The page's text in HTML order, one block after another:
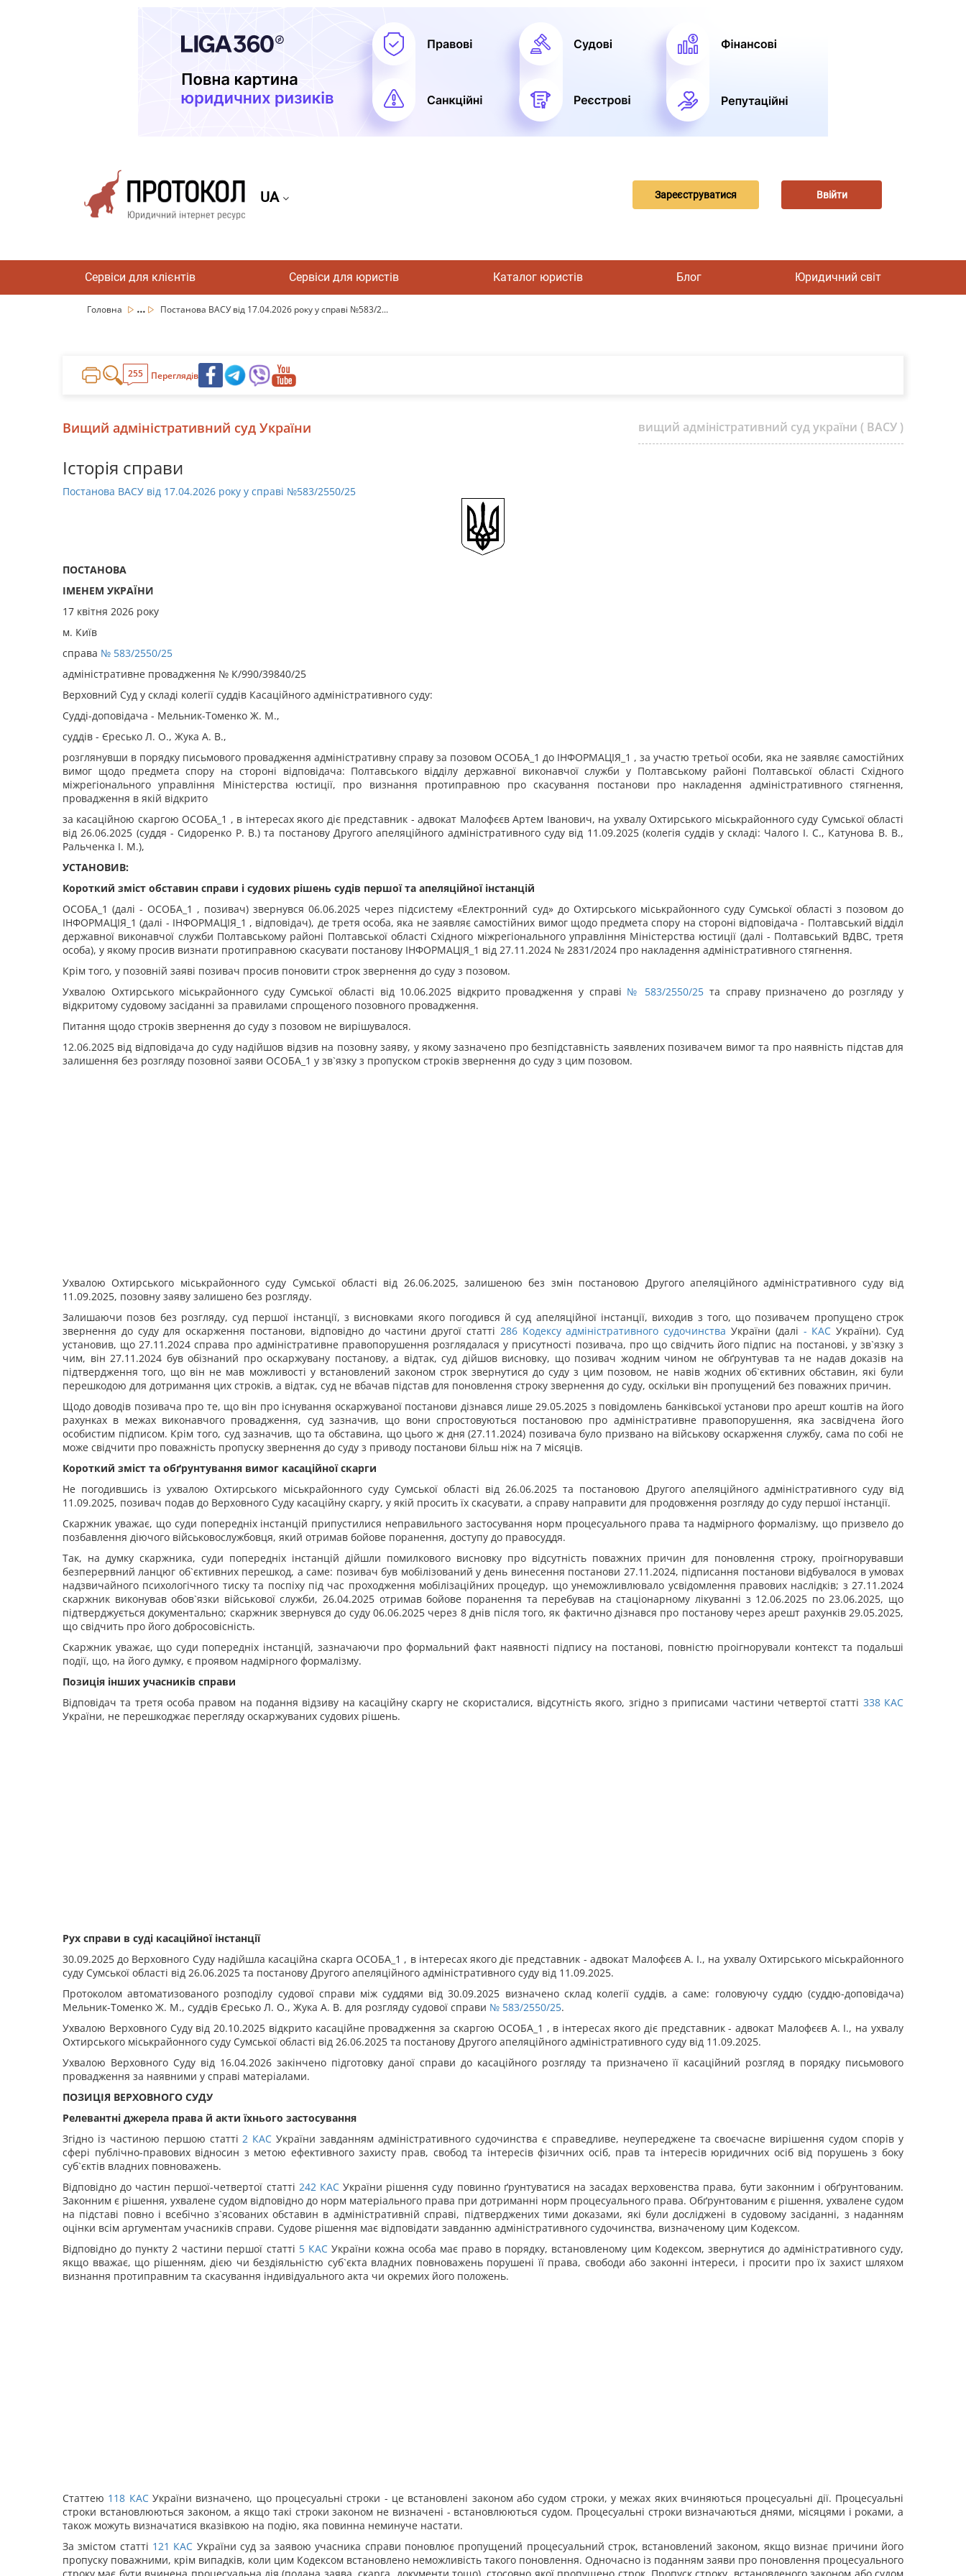
UA Зареєструватися Ввійти
Сервіси для клієнтів Сервіси для юристів Каталог юристів Блог Юридичний світ
Головна ... Постанова ВАСУ від 17.04.2026 року у справі №583/2...
255 Переглядів
Вищий адміністративний суд України вищий адміністративний суд україни ( ВАСУ )
Історія справи
Постанова ВАСУ від 17.04.2026 року у справі №583/2550/25
ПОСТАНОВА
ІМЕНЕМ УКРАЇНИ
17 квітня 2026 року
м. Київ
справа № 583/2550/25
адміністративне провадження № К/990/39840/25
Верховний Суд у складі колегії суддів Касаційного адміністративного суду:
Судді-доповідача - Мельник-Томенко Ж. М.,
суддів - Єресько Л. О., Жука А. В.,
розглянувши в порядку письмового провадження адміністративну справу за позовом ОСОБА_1 до ІНФОРМАЦІЯ_1 , за участю третьої особи, яка не заявляє самостійних
вимог щодо предмета спору на стороні відповідача: Полтавського відділу державної виконавчої служби у Полтавському районі Полтавської області Східного
міжрегіонального управління Міністерства юстиції, про визнання протиправною про скасування постанови про накладення адміністративного стягнення,
провадження в якій відкрито
за касаційною скаргою ОСОБА_1 , в інтересах якого діє представник - адвокат Малофєєв Артем Іванович, на ухвалу Охтирського міськрайонного суду Сумської області
від 26.06.2025 (суддя - Сидоренко Р. В.) та постанову Другого апеляційного адміністративного суду від 11.09.2025 (колегія суддів у складі: Чалого І. С., Катунова В. В.,
Ральченка І. М.),
УСТАНОВИВ:
Короткий зміст обставин справи і судових рішень судів першої та апеляційної інстанцій
ОСОБА_1 (далі - ОСОБА_1 , позивач) звернувся 06.06.2025 через підсистему «Електронний суд» до Охтирського міськрайонного суду Сумської області з позовом до
ІНФОРМАЦІЯ_1 (далі - ІНФОРМАЦІЯ_1 , відповідач), де третя особа, яка не заявляє самостійних вимог щодо предмета спору на стороні відповідача - Полтавський відділ
державної виконавчої служби Полтавському районі Полтавської області Східного міжрегіонального управління Міністерства юстиції (далі - Полтавський ВДВС, третя
особа), у якому просив визнати протиправною скасувати постанову ІНФОРМАЦІЯ_1 від 27.11.2024 № 2831/2024 про накладення адміністративного стягнення.
Крім того, у позовній заяві позивач просив поновити строк звернення до суду з позовом.
Ухвалою Охтирського міськрайонного суду Сумської області від 10.06.2025 відкрито провадження у справі № 583/2550/25 та справу призначено до розгляду у
відкритому судовому засіданні за правилами спрощеного позовного провадження.
Питання щодо строків звернення до суду з позовом не вирішувалося.
12.06.2025 від відповідача до суду надійшов відзив на позовну заяву, у якому зазначено про безпідставність заявлених позивачем вимог та про наявність підстав для
залишення без розгляду позовної заяви ОСОБА_1 у зв`язку з пропуском строків звернення до суду з цим позовом.
Ухвалою Охтирського міськрайонного суду Сумської області від 26.06.2025, залишеною без змін постановою Другого апеляційного адміністративного суду від
11.09.2025, позовну заяву залишено без розгляду.
Залишаючи позов без розгляду, суд першої інстанції, з висновками якого погодився й суд апеляційної інстанції, виходив з того, що позивачем пропущено строк
звернення до суду для оскарження постанови, відповідно до частини другої статті 286 Кодексу адміністративного судочинства України (далі - КАС України). Суд
установив, що 27.11.2024 справа про адміністративне правопорушення розглядалася у присутності позивача, про що свідчить його підпис на постанові, у зв`язку з
чим, він 27.11.2024 був обізнаний про оскаржувану постанову, а відтак, суд дійшов висновку, що позивач жодним чином не обґрунтував та не надав доказів на
підтвердження того, що він не мав можливості у встановлений законом строк звернутися до суду з цим позовом, не навів жодних об`єктивних обставин, які були
перешкодою для дотримання цих строків, а відтак, суд не вбачав підстав для поновлення строку звернення до суду, оскільки він пропущений без поважних причин.
Щодо доводів позивача про те, що він про існування оскаржуваної постанови дізнався лише 29.05.2025 з повідомлень банківської установи про арешт коштів на його
рахунках в межах виконавчого провадження, суд зазначив, що вони спростовуються постановою про адміністративне правопорушення, яка засвідчена його
особистим підписом. Крім того, суд зазначив, що та обставина, що цього ж дня (27.11.2024) позивача було призвано на військову оскарження службу, сама по собі не
може свідчити про поважність пропуску звернення до суду з приводу постанови більш ніж на 7 місяців.
Короткий зміст та обґрунтування вимог касаційної скарги
Не погодившись із ухвалою Охтирського міськрайонного суду Сумської області від 26.06.2025 та постановою Другого апеляційного адміністративного суду від
11.09.2025, позивач подав до Верховного Суду касаційну скаргу, у якій просить їх скасувати, а справу направити для продовження розгляду до суду першої інстанції.
Скаржник уважає, що суди попередніх інстанцій припустилися неправильного застосування норм процесуального права та надмірного формалізму, що призвело до
позбавлення діючого військовослужбовця, який отримав бойове поранення, доступу до правосуддя.
Так, на думку скаржника, суди попередніх інстанцій дійшли помилкового висновку про відсутність поважних причин для поновлення строку, проігнорувавши
безперервний ланцюг об`єктивних перешкод, а саме: позивач був мобілізований у день винесення постанови 27.11.2024, підписання постанови відбувалося в умовах
надзвичайного психологічного тиску та поспіху під час проходження мобілізаційних процедур, що унеможливлювало усвідомлення правових наслідків; з 27.11.2024
скаржник виконував обов`язки військової служби, 26.04.2025 отримав бойове поранення та перебував на стаціонарному лікуванні з 12.06.2025 по 23.06.2025, що
підтверджується документально; скаржник звернувся до суду 06.06.2025 через 8 днів після того, як фактично дізнався про постанову через арешт рахунків 29.05.2025,
що свідчить про його добросовісність.
Скаржник уважає, що суди попередніх інстанцій, зазначаючи про формальний факт наявності підпису на постанові, повністю проігнорували контекст та подальші
події, що, на його думку, є проявом надмірного формалізму.
Позиція інших учасників справи
Відповідач та третя особа правом на подання відзиву на касаційну скаргу не скористалися, відсутність якого, згідно з приписами частини четвертої статті 338 КАС
України, не перешкоджає перегляду оскаржуваних судових рішень.
Рух справи в суді касаційної інстанції
30.09.2025 до Верховного Суду надійшла касаційна скарга ОСОБА_1 , в інтересах якого діє представник - адвокат Малофєєв А. І., на ухвалу Охтирського міськрайонного
суду Сумської області від 26.06.2025 та постанову Другого апеляційного адміністративного суду від 11.09.2025.
Протоколом автоматизованого розподілу судової справи між суддями від 30.09.2025 визначено склад колегії суддів, а саме: головуючу суддю (суддю-доповідача)
Мельник-Томенко Ж. М., суддів Єресько Л. О., Жука А. В. для розгляду судової справи № 583/2550/25.
Ухвалою Верховного Суду від 20.10.2025 відкрито касаційне провадження за скаргою ОСОБА_1 , в інтересах якого діє представник - адвокат Малофєєв А. І., на ухвалу
Охтирського міськрайонного суду Сумської області від 26.06.2025 та постанову Другого апеляційного адміністративного суду від 11.09.2025.
Ухвалою Верховного Суду від 16.04.2026 закінчено підготовку даної справи до касаційного розгляду та призначено її касаційний розгляд в порядку письмового
провадження за наявними у справі матеріалами.
ПОЗИЦІЯ ВЕРХОВНОГО СУДУ
Релевантні джерела права й акти їхнього застосування
Згідно із частиною першою статті 2 КАС України завданням адміністративного судочинства є справедливе, неупереджене та своєчасне вирішення судом спорів у
сфері публічно-правових відносин з метою ефективного захисту прав, свобод та інтересів фізичних осіб, прав та інтересів юридичних осіб від порушень з боку
суб`єктів владних повноважень.
Відповідно до частин першої-четвертої статті 242 КАСУкраїни рішення суду повинно ґрунтуватися на засадах верховенства права, бути законним і обґрунтованим.
Законним є рішення, ухвалене судом відповідно до норм матеріального права при дотриманні норм процесуального права. Обґрунтованим є рішення, ухвалене судом
на підставі повно і всебічно з`ясованих обставин в адміністративній справі, підтверджених тими доказами, які були досліджені в судовому засіданні, з наданням
оцінки всім аргументам учасників справи. Судове рішення має відповідати завданню адміністративного судочинства, визначеному цим Кодексом.
Відповідно до пункту 2 частини першої статті 5 КАСУкраїни кожна особа має право в порядку, встановленому цим Кодексом, звернутися до адміністративного суду,
якщо вважає, що рішенням, дією чи бездіяльністю суб`єкта владних повноважень порушені її права, свободи або законні інтереси, і просити про їх захист шляхом
визнання протиправним та скасування індивідуального акта чи окремих його положень.
Статтею 118 КАСУкраїни визначено, що процесуальні строки - це встановлені законом або судом строки, у межах яких вчиняються процесуальні дії. Процесуальні
строки встановлюються законом, а якщо такі строки законом не визначені - встановлюються судом. Процесуальні строки визначаються днями, місяцями і роками, а
також можуть визначатися вказівкою на подію, яка повинна неминуче настати.
За змістом статті 121 КАС України суд за заявою учасника справи поновлює пропущений процесуальний строк, встановлений законом, якщо визнає причини його
пропуску поважними, крім випадків, коли цим Кодексом встановлено неможливість такого поновлення. Одночасно із поданням заяви про поновлення процесуального